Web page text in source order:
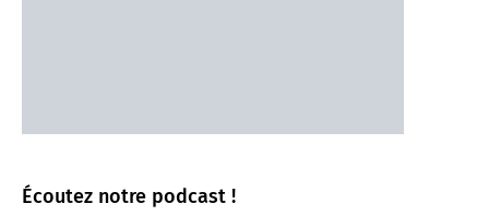
Écoutez notre podcast !